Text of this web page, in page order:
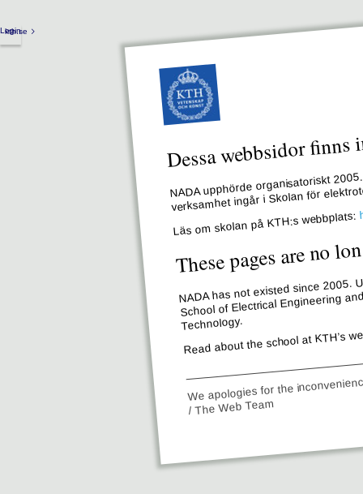
kth.se
Login
Dessa webbsidor
NADA upphörde organisatoriskt
verksamhet ingår i Skolan för
Läs om skolan på KTH:s webbplats:
These pages are no
NADA has not existed since
School of Electrical Engineering
Technology.
Read about the school at KTH’s
We apologies for the
/ The Web Team